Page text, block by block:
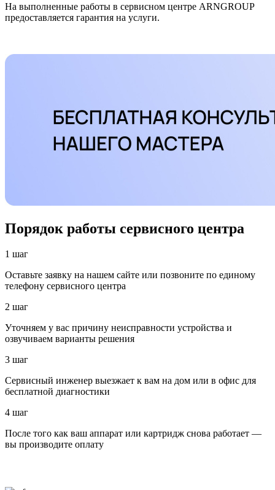
На выполненные работы в сервисном центре ARNGROUP
предоставляется гарантия на услуги.
Порядок работы сервисного центра
1 шаг
Оставьте заявку на нашем сайте или позвоните по единому
телефону сервисного центра
2 шаг
Уточняем у вас причину неисправности устройства и
озвучиваем варианты решения
3 шаг
Сервисный инженер выезжает к вам на дом или в офис для
бесплатной диагностики
4 шаг
После того как ваш аппарат или картридж снова работает —
вы производите оплату